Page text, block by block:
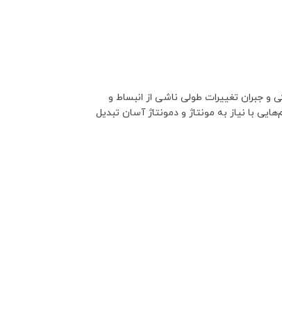
جبران تغییرات طولی ناشی از انبساط و
با نیاز به مونتاژ و دمونتاژ آسان تبدیل